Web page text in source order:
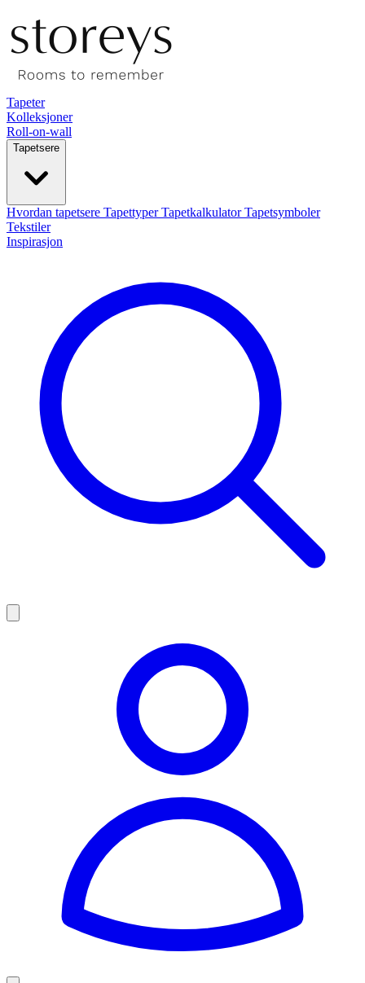
Tapeter
Kolleksjoner
Roll-on-wall
Tapetsere
Hvordan tapetsere TapettyperTapetkalkulatorTapetsymboler
Tekstiler
Inspirasjon